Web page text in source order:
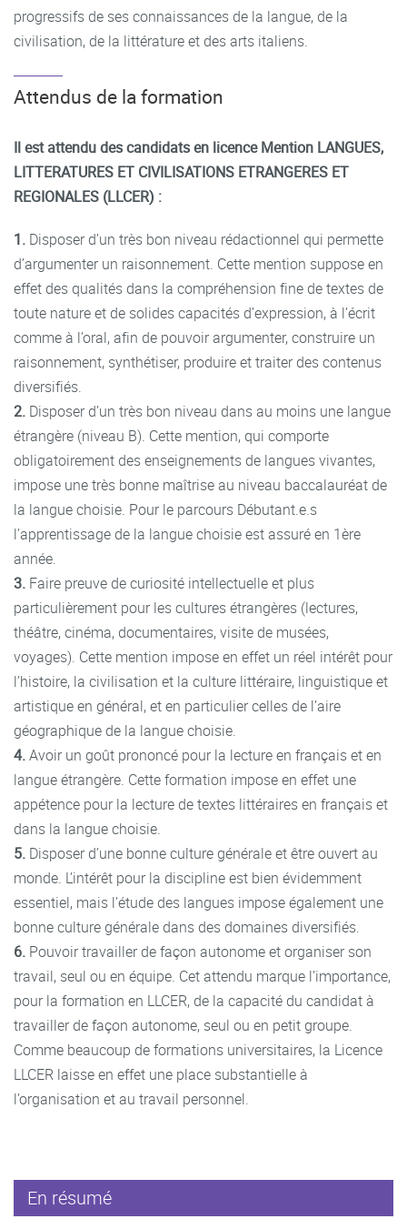
progressifs de ses connaissances de la langue, de la
civilisation, de la littérature et des arts italiens.
Attendus de la formation
Il est attendu des candidats en licence Mention LANGUES,
LITTERATURES ET CIVILISATIONS ETRANGERES ET
REGIONALES (LLCER) :
1. Disposer d’un très bon niveau rédactionnel qui permette
d’argumenter un raisonnement. Cette mention suppose en
effet des qualités dans la compréhension fine de textes de
toute nature et de solides capacités d’expression, à l’écrit
comme à l’oral, afin de pouvoir argumenter, construire un
raisonnement, synthétiser, produire et traiter des contenus
diversifiés.
2. Disposer d’un très bon niveau dans au moins une langue
étrangère (niveau B). Cette mention, qui comporte
obligatoirement des enseignements de langues vivantes,
impose une très bonne maîtrise au niveau baccalauréat de
la langue choisie. Pour le parcours Débutant.e.s
l’apprentissage de la langue choisie est assuré en 1ère
année.
3. Faire preuve de curiosité intellectuelle et plus
particulièrement pour les cultures étrangères (lectures,
théâtre, cinéma, documentaires, visite de musées,
voyages). Cette mention impose en effet un réel intérêt pour
l’histoire, la civilisation et la culture littéraire, linguistique et
artistique en général, et en particulier celles de l’aire
géographique de la langue choisie.
4.Avoir un goût prononcé pour la lecture en français et en
langue étrangère. Cette formation impose en effet une
appétence pour la lecture de textes littéraires en français et
dans la langue choisie.
5. Disposer d’une bonne culture générale et être ouvert au
monde. L’intérêt pour la discipline est bien évidemment
essentiel, mais l’étude des langues impose également une
bonne culture générale dans des domaines diversifiés.
6. Pouvoir travailler de façon autonome et organiser son
travail, seul ou en équipe. Cet attendu marque l’importance,
pour la formation en LLCER, de la capacité du candidat à
travailler de façon autonome, seul ou en petit groupe.
Comme beaucoup de formations universitaires, la Licence
LLCER laisse en effet une place substantielle à
l’organisation et au travail personnel.
En résumé